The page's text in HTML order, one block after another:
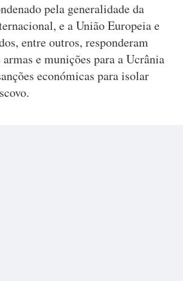
pela generalidade da
e a União Europeia e
entre outros, responderam
e munições para a Ucrânia
económicas para isolar